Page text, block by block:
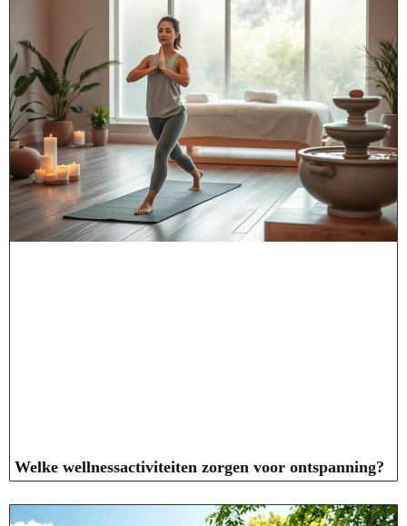
Welke wellnessactiviteiten zorgen voor ontspanning?